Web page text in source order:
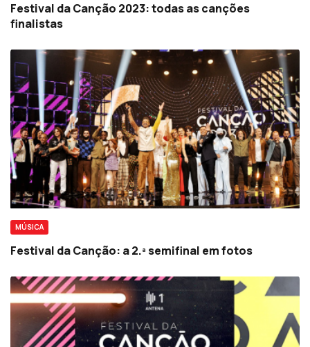
Festival da Canção 2023: todas as canções
finalistas
MÚSICA
Festival da Canção: a 2.ª semifinal em fotos